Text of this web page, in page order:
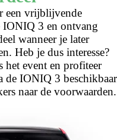
een vrijblijvende
IONIQ 3 en ontvang
wanneer je later
Heb je dus interesse?
het event en profiteer
de IONIQ 3 beschikbaar
naar de voorwaarden.